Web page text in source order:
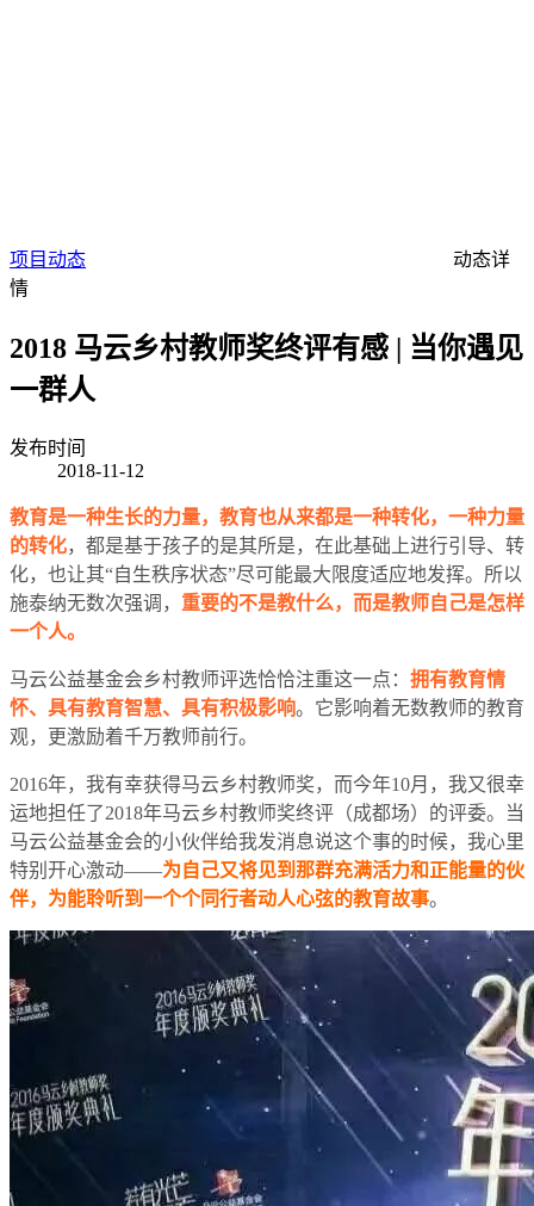
项目动态
动态详
情
2018 马云乡村教师奖终评有感 | 当你遇见
一群人
发布时间
2018-11-12
教育是一种生长的力量，教育也从来都是一种转化，一种力量
的转化，都是基于孩子的是其所是，在此基础上进行引导、转
化，也让其“自生秩序状态”尽可能最大限度适应地发挥。所以
施泰纳无数次强调， 重要的不是教什么，而是教师自己是怎样
一个人。
马云公益基金会乡村教师评选恰恰注重这一点： 拥有教育情
怀、具有教育智慧、具有积极影响。它影响着无数教师的教育
观，更激励着千万教师前行。
2016年，我有幸获得马云乡村教师奖，而今年10月，我又很幸
运地担任了2018年马云乡村教师奖终评（成都场）的评委。当
马云公益基金会的小伙伴给我发消息说这个事的时候，我心里
特别开心激动——为自己又将见到那群充满活力和正能量的伙
伴，为能聆听到一个个同行者动人心弦的教育故事。